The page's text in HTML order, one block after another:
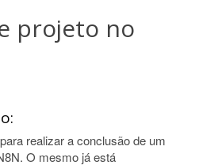
projeto no
realizar a conclusão de um
O mesmo já está